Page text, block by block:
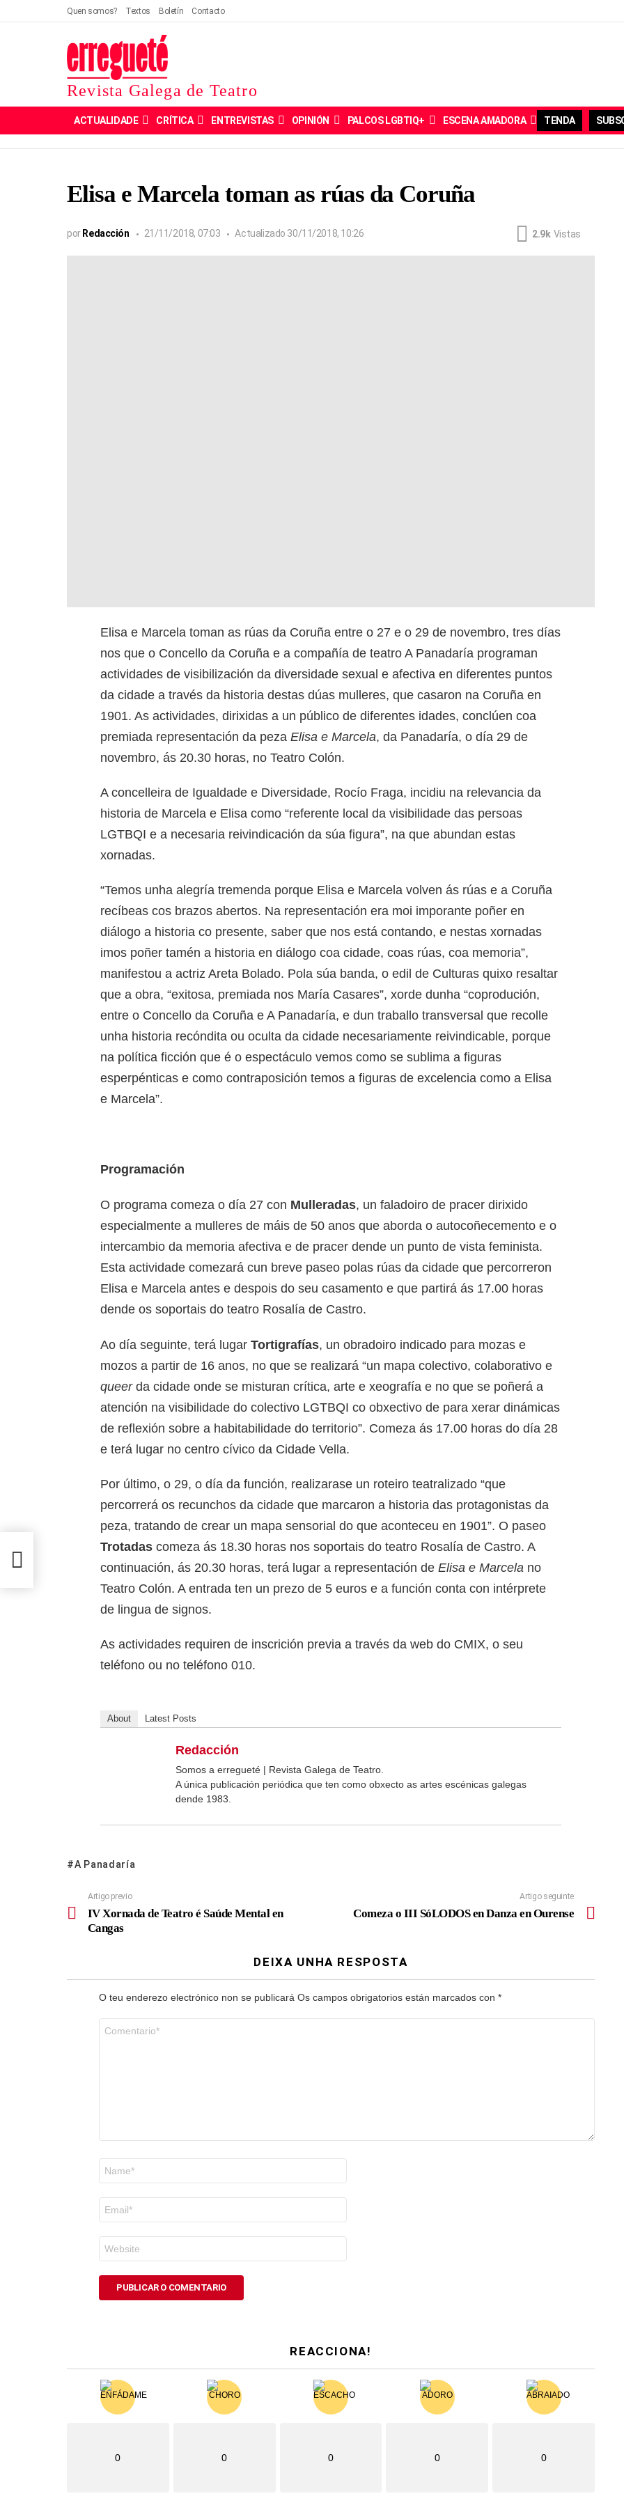
Quen somos? Textos Boletín Contacto
Revista Galega de Teatro
ACTUALIDADE CRÍTICA ENTREVISTAS OPINIÓN PALCOS LGBTIQ+ ESCENA AMADORA TENDA
Elisa e Marcela toman as rúas da Coruña
por Redacción 21/11/2018, 07:03 Actualizado 30/11/2018, 10:26 2.9k Vistas
Elisa e Marcela toman as rúas da Coruña entre o 27 e o 29 de novembro, tres días
nos que o Concello da Coruña e a compañía de teatro A Panadaría programan
actividades de visibilización da diversidade sexual e afectiva en diferentes puntos
da cidade a través da historia destas dúas mulleres, que casaron na Coruña en
1901. As actividades, dirixidas a un público de diferentes idades, conclúen coa
premiada representación da peza Elisa e Marcela, da Panadaría, o día 29 de
novembro, ás 20.30 horas, no Teatro Colón.
A concelleira de Igualdade e Diversidade, Rocío Fraga, incidiu na relevancia da
historia de Marcela e Elisa como “referente local da visibilidade das persoas
LGTBQI e a necesaria reivindicación da súa figura”, na que abundan estas
xornadas.
“Temos unha alegría tremenda porque Elisa e Marcela volven ás rúas e a Coruña
recíbeas cos brazos abertos. Na representación era moi imporante poñer en
diálogo a historia co presente, saber que nos está contando, e nestas xornadas
imos poñer tamén a historia en diálogo coa cidade, coas rúas, coa memoria”,
manifestou a actriz Areta Bolado. Pola súa banda, o edil de Culturas quixo resaltar
que a obra, “exitosa, premiada nos María Casares”, xorde dunha “coprodución,
entre o Concello da Coruña e A Panadaría, e dun traballo transversal que recolle
unha historia recóndita ou oculta da cidade necesariamente reivindicable, porque
na política ficción que é o espectáculo vemos como se sublima a figuras
esperpénticas e como contraposición temos a figuras de excelencia como a Elisa
e Marcela”.
Programación
O programa comeza o día 27 con Mulleradas, un faladoiro de pracer dirixido
especialmente a mulleres de máis de 50 anos que aborda o autocoñecemento e o
intercambio da memoria afectiva e de pracer dende un punto de vista feminista.
Esta actividade comezará cun breve paseo polas rúas da cidade que percorreron
Elisa e Marcela antes e despois do seu casamento e que partirá ás 17.00 horas
dende os soportais do teatro Rosalía de Castro.
Ao día seguinte, terá lugar Tortigrafías, un obradoiro indicado para mozas e
mozos a partir de 16 anos, no que se realizará “un mapa colectivo, colaborativo e
queerda cidade onde se misturan crítica, arte e xeografía e no que se poñerá a
atención na visibilidade do colectivo LGTBQI co obxectivo de para xerar dinámicas
de reflexión sobre a habitabilidade do territorio”. Comeza ás 17.00 horas do día 28
e terá lugar no centro cívico da Cidade Vella.
Por último, o 29, o día da función, realizarase un roteiro teatralizado “que
percorrerá os recunchos da cidade que marcaron a historia das protagonistas da
peza, tratando de crear un mapa sensorial do que aconteceu en 1901”. O paseo
Trotadas comeza ás 18.30 horas nos soportais do teatro Rosalía de Castro. A
continuación, ás 20.30 horas, terá lugar a representación de Elisa e Marcela no
Teatro Colón. A entrada ten un prezo de 5 euros e a función conta con intérprete
de lingua de signos.
As actividades requiren de inscrición previa a través da web do CMIX, o seu
teléfono ou no teléfono 010.
About Latest Posts
Redacción
Somos a erregueté | Revista Galega de Teatro.
A única publicación periódica que ten como obxecto as artes escénicas galegas
dende 1983.
A Panadaría
Artigo previo
IV Xornada de Teatro é Saúde Mental en
Cangas
Artigo seguinte
Comeza o III SóLODOS en Danza en Ourense
DEIXA UNHA RESPOSTA
O teu enderezo electrónico non se publicará Os campos obrigatorios están marcados con *
electrónico
*
REACCIONA!
0 0 0 0 0